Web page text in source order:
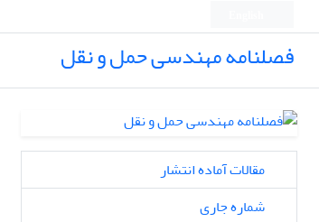
فصلنامه مهندسی حمل و نقل
مقالات آماده انتشار
شماره جاری